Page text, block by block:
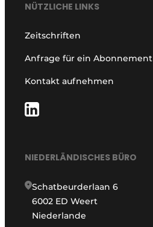
NÜTZLICHE LINKS
Zeitschriften
Anfrage für ein Abonnement
Kontakt aufnehmen
NIEDERLÄNDISCHES BÜRO
Schatbeurderlaan 6
6002 ED Weert
Niederlande